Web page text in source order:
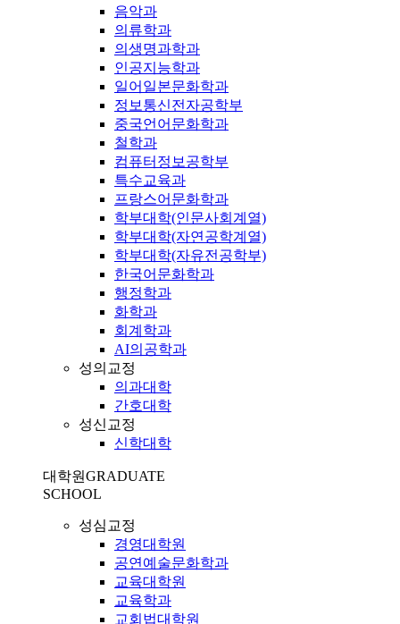
음악과
의류학과
의생명과학과
인공지능학과
일어일본문화학과
정보통신전자공학부
중국언어문화학과
철학과
컴퓨터정보공학부
특수교육과
프랑스어문화학과
학부대학(인문사회계열)
학부대학(자연공학계열)
학부대학(자유전공학부)
한국어문화학과
행정학과
화학과
회계학과
AI의공학과
성의교정
의과대학
간호대학
성신교정
신학대학
대학원GRADUATE
SCHOOL
성심교정
경영대학원
공연예술문화학과
교육대학원
교육학과
교회법대학원